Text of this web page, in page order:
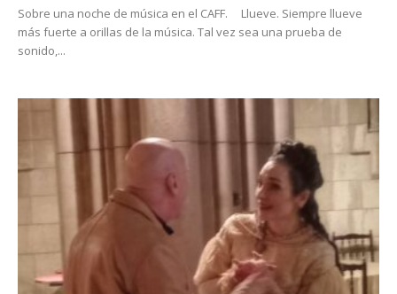
Sobre una noche de música en el CAFF. Llueve. Siempre llueve
más fuerte a orillas de la música. Tal vez sea una prueba de
sonido,...